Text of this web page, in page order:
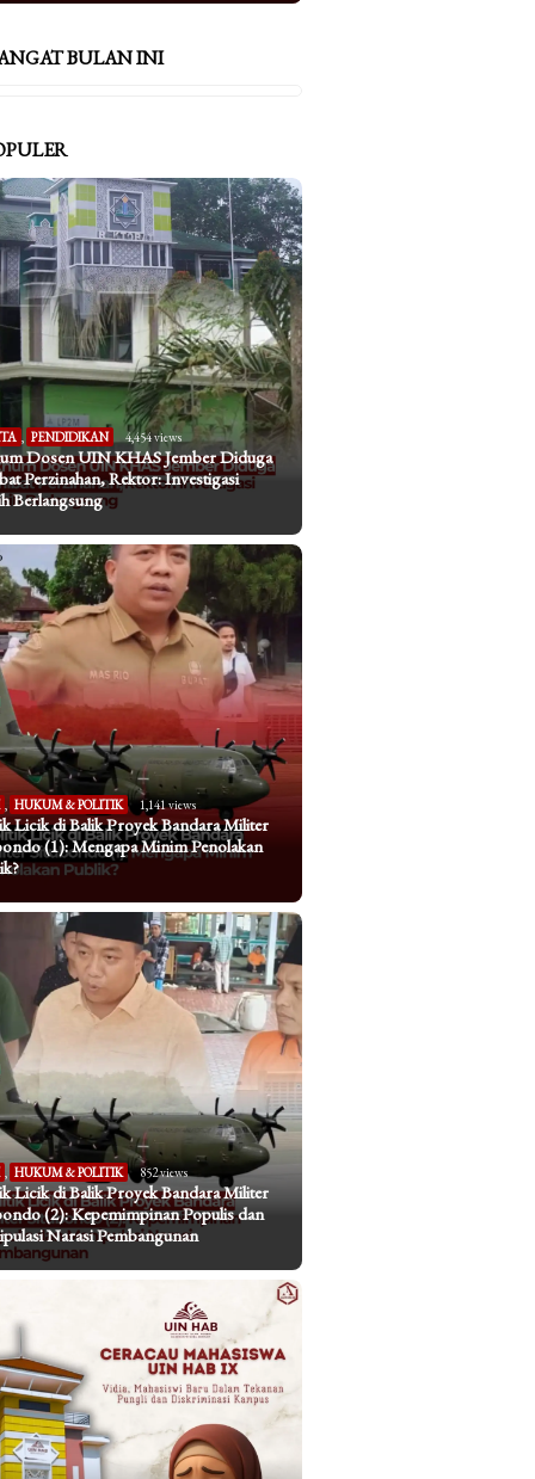
BULAN INI
, PENDIDIKAN 4,454 views
Dosen UIN KHAS Jember Diduga
Perzinahan, Rektor: Investigasi
Berlangsung
, HUKUM & POLITIK 1,141 views
Licik di Balik Proyek Bandara Militer
(1): Mengapa Minim Penolakan
HUKUM & POLITIK 852 views
Licik di Balik Proyek Bandara Militer
(2): Kepemimpinan Populis dan
Narasi Pembangunan